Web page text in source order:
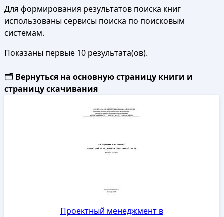
Для формирования результатов поиска книг
использованы сервисы поиска по поисковым
системам.
Показаны первые 10 результата(ов).
🗂️ Вернуться на основную страницу книги и
страницу скачивания
Проектный менеджмент в